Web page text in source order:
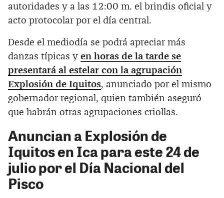
autoridades y a las 12:00 m. el brindis oficial y
acto protocolar por el día central.
Desde el mediodía se podrá apreciar más
danzas típicas y en horas de la tarde se
presentará al estelar con la agrupación
Explosión de Iquitos, anunciado por el mismo
gobernador regional, quien también aseguró
que habrán otras agrupaciones criollas.
Anuncian a Explosión de
Iquitos en Ica para este 24 de
julio por el Día Nacional del
Pisco